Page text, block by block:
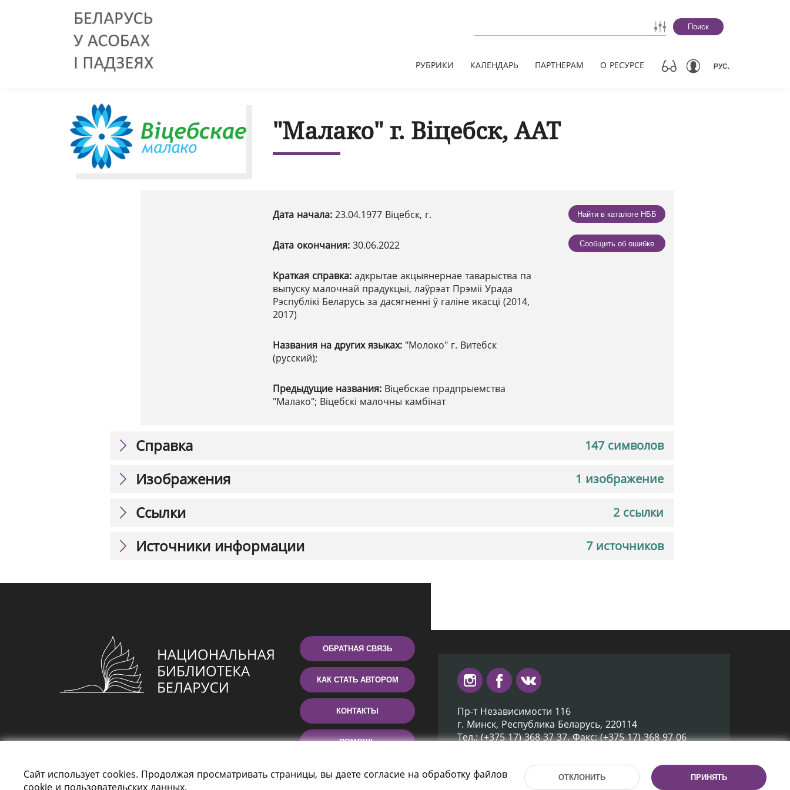
Поиск
РУБРИКИ КАЛЕНДАРЬ ПАРТНЕРАМ О РЕСУРСЕ РУС.
"Малако" г. Віцебск, ААТ
Дата начала: 23.04.1977 Віцебск, г.
Дата окончания: 30.06.2022
Краткая справка: адкрытае акцыянернае таварыства па
выпуску малочнай прадукцыі, лаўрэат Прэміі Урада
Рэспублікі Беларусь за дасягненні ў галіне якасці (2014,
2017)
Названия на других языках: "Молоко" г. Витебск
(русский);
Предыдущие названия: Віцебскае прадпрыемства
"Малако"; Віцебскі малочны камбінат
Найти в каталоге НББ
Сообщить об ошибке
147 символов
Справка
1 изображение
Изображения
2 ссылки
Ссылки
7 источников
Источники информации
ОБРАТНАЯ СВЯЗЬ
КАК СТАТЬ АВТОРОМ
КОНТАКТЫ
ПОМОЩЬ
Пр-т Независимости 116
г. Минск, Республика Беларусь, 220114
Тел.: (+375 17) 368 37 37, Факс: (+375 17) 368 97 06
Сайт использует cookies. Продолжая просматривать страницы, вы даете согласие на обработку файлов
cookie и пользовательских данных.
ОТКЛОНИТЬ ПРИНЯТЬ